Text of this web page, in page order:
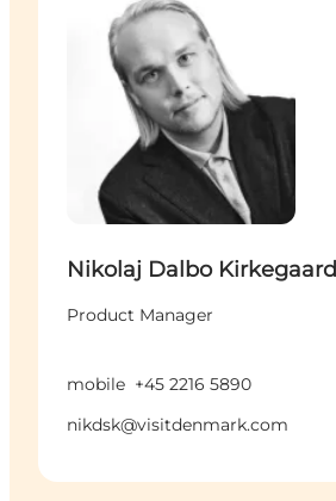
Nikolaj Dalbo Kirkegaard
Product Manager
mobile +45 2216 5890
nikdsk@visitdenmark.com